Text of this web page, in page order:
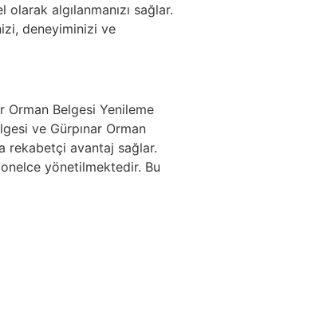
algılanmanızı sağlar.
deneyiminizi ve
Orman Belgesi Yenileme
ve Gürpınar Orman
rekabetçi avantaj sağlar.
yönetilmektedir. Bu